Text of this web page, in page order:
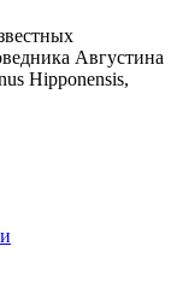
Августина
Hipponensis,